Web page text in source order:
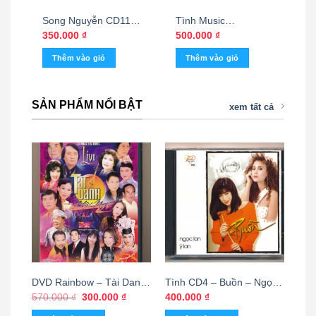
Song Nguyễn CD11 –
Ngày Mai Em Đi
350.000 ₫
Thêm vào giỏ
Tình Music
Collections CD02 –
Hương – Cha Cha
Cha (Bộ 2CD)
500.000 ₫
Thêm vào giỏ
SẢN PHẨM NỔI BẬT xem tất cả
DVD Rainbow – Tài Danh
Hội Ngộ (USED)
570.000 ₫
Giá
gốc
là:
300.000 ₫Giá
hiện
Tình CD4 – Buồn – Ngọc
Lan – Ý Lan (Taiwan)
400.000 ₫